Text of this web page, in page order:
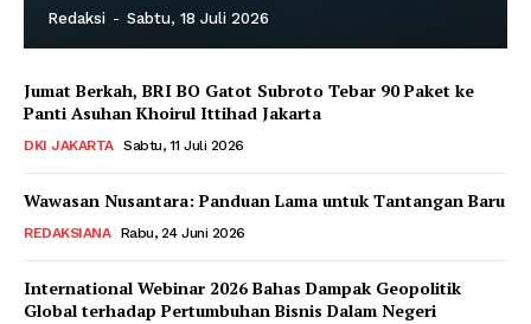
Redaksi - Sabtu, 18 Juli 2026
Jumat Berkah, BRI BO Gatot Subroto Tebar 90 Paket ke
Panti Asuhan Khoirul Ittihad Jakarta
DKI JAKARTA Sabtu, 11 Juli 2026
Wawasan Nusantara: Panduan Lama untuk Tantangan Baru
REDAKSIANA Rabu, 24 Juni 2026
International Webinar 2026 Bahas Dampak Geopolitik
Global terhadap Pertumbuhan Bisnis Dalam Negeri